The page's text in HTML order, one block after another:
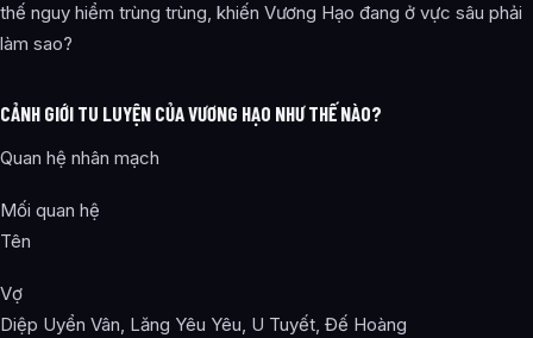
thế nguy hiểm trùng trùng, khiến Vương Hạo đang ở vực sâu phải
làm sao?
CẢNH GIỚI TU LUYỆN CỦA VƯƠNG HẠO NHƯ THẾ NÀO?
Quan hệ nhân mạch
Mối quan hệ
Tên
Vợ
Diệp Uyển Vân, Lăng Yêu Yêu, U Tuyết, Đế Hoàng